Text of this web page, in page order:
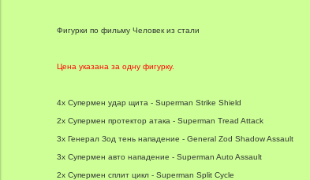
Фигурки по фильму Человек из стали
Цена указана за одну фигурку.
4x Супермен удар щита - Superman Strike Shield
2x Супермен протектор атака - Superman Tread Attack
3x Генерал Зод тень нападение - General Zod Shadow Assault
3x Супермен авто нападение - Superman Auto Assault
2x Супермен сплит цикл - Superman Split Cycle